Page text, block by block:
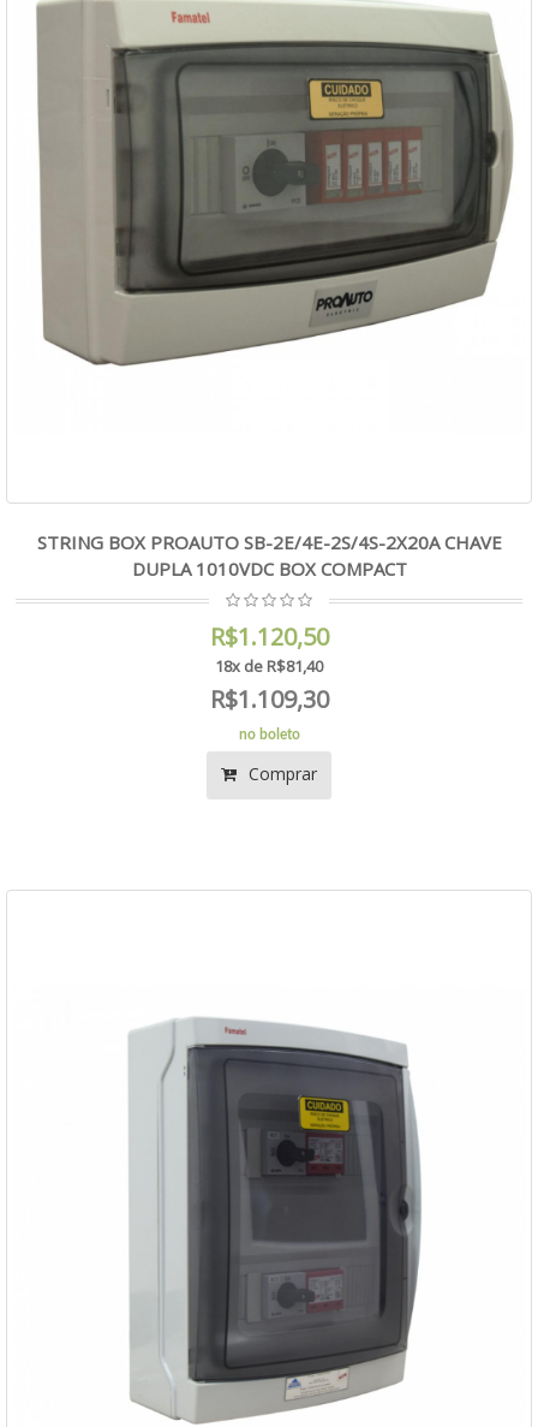
STRING BOX PROAUTO SB-2E/4E-2S/4S-2X20A CHAVE
DUPLA 1010VDC BOX COMPACT
R$1.120,50
18x de R$81,40
R$1.109,30
no boleto
Comprar